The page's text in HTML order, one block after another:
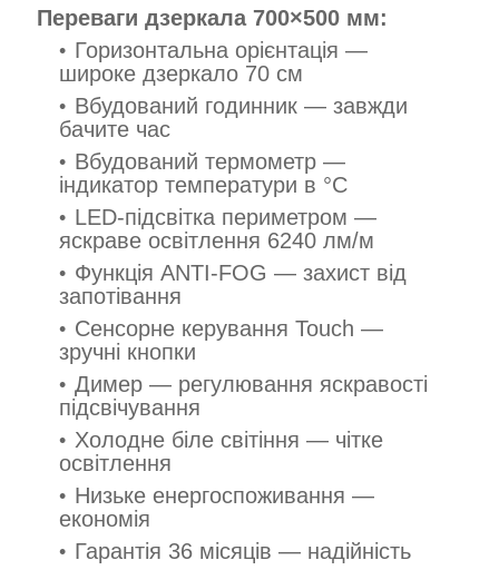
Переваги дзеркала 700×500 мм:
Горизонтальна орієнтація —
широке дзеркало 70 см
Вбудований годинник — завжди
бачите час
Вбудований термометр —
індикатор температури в °C
LED-підсвітка периметром —
яскраве освітлення 6240 лм/м
Функція ANTI-FOG — захист від
запотівання
Сенсорне керування Touch —
зручні кнопки
Димер — регулювання яскравості
підсвічування
Холодне біле світіння — чітке
освітлення
Низьке енергоспоживання —
економія
Гарантія 36 місяців — надійність